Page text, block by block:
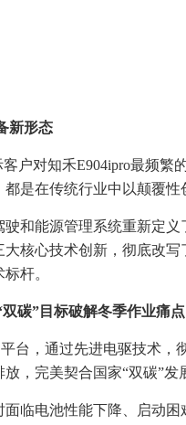
新形态
户对知禾E904ipro最频
是在传统行业中以颠覆性
和能源管理系统重新定义
核心技术创新，彻底改
杆。
碳”目标破解冬季作业痛点
台，通过先进电驱技术
，完美契合国家“双碳”发
临电池性能下降、启动